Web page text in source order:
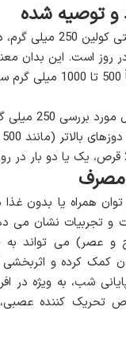
و توصیه شده
روز است. این بدان
تواند مجموعاً 500
اگرچه محصول
مصرف
همراه یا بدون
و تجربیات نشان می
و عصر) می تواند
کمک کرده و اثربخشی
شب، به ویژه در
تحریک کننده عصبی،